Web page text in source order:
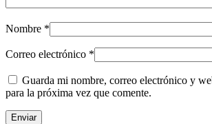
Nombre *
Correo electrónico *
Guarda mi nombre, correo electrónico y
para la próxima vez que comente.